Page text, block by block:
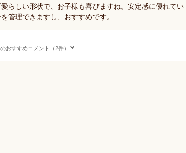
らしい形状で、お子様も喜びますね。安定感に優れてい
管理できますし、おすすめです。
おすすめコメント（2件）